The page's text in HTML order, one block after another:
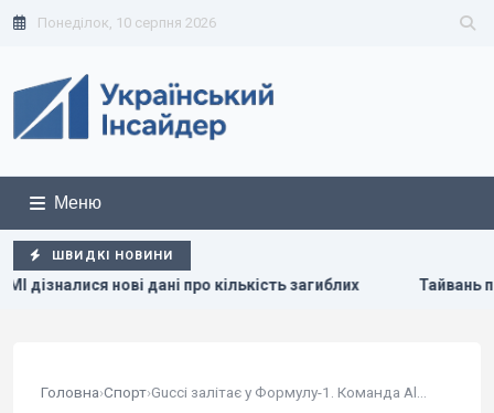
Понеділок, 10 серпня 2026
Меню
ШВИДКІ НОВИНИ
загиблих Тайвань показав під час
Головна›Спорт›